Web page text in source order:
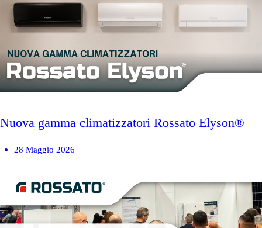
Nuova gamma climatizzatori Rossato Elyson®
28 Maggio 2026